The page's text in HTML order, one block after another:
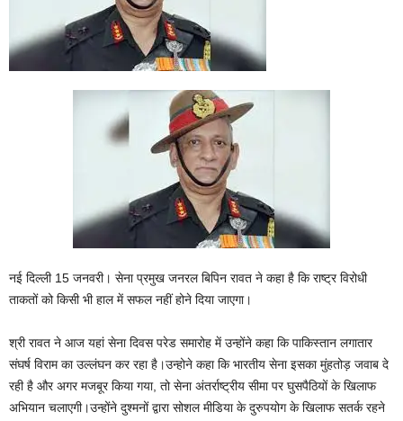
नई दिल्ली 15 जनवरी। सेना प्रमुख जनरल बिपिन रावत ने कहा है कि राष्ट्र विरोधी
ताकतों को किसी भी हाल में सफल नहीं होने दिया जाएगा।
श्री रावत ने आज यहां सेना दिवस परेड समारोह में उन्होंने कहा कि पाकिस्तान लगातार
संघर्ष विराम का उल्लंघन कर रहा है।उन्होने कहा कि भारतीय सेना इसका मुंहतोड़ जवाब दे
रही है और अगर मजबूर किया गया, तो सेना अंतर्राष्ट्रीय सीमा पर घुसपैठियों के खिलाफ
अभियान चलाएगी।उन्होंने दुश्मनों द्वारा सोशल मीडिया के दुरुपयोग के खिलाफ सतर्क रहने